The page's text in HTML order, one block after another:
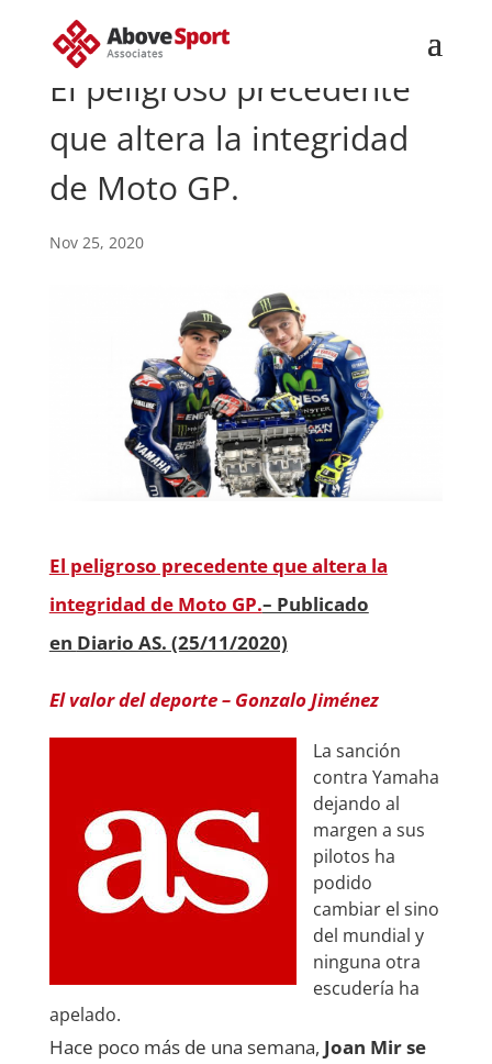
El peligroso precedente
que altera la integridad
de Moto GP.
Nov 25, 2020
El peligroso precedente que altera la
integridad de Moto GP.– Publicado
en Diario AS. (25/11/2020)
El valor del deporte – Gonzalo Jiménez
La sanción
contra Yamaha
dejando al
margen a sus
pilotos ha
podido
cambiar el sino
del mundial y
ninguna otra
escudería ha
apelado.
Hace poco más de una semana, Joan Mir se